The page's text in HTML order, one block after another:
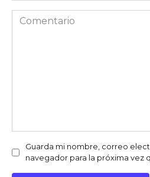
Comentario
Guarda mi nombre, correo
navegador para la próxima vez